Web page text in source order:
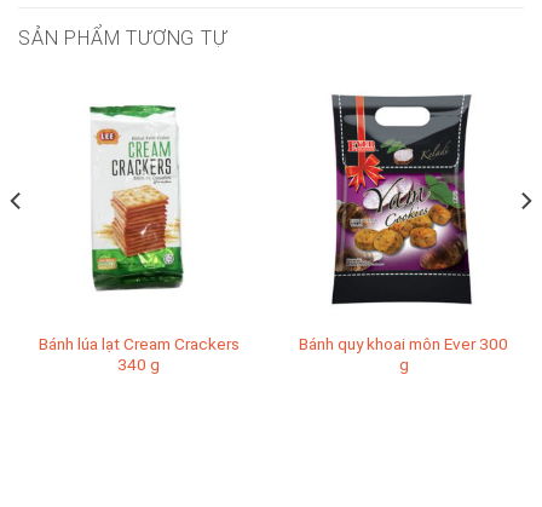
SẢN PHẨM TƯƠNG TỰ
Bánh lúa lạt Cream Crackers
340 g
Bánh quy khoai môn Ever 300
g